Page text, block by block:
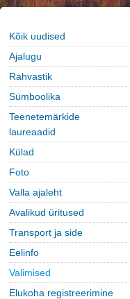
Kõik uudised
Ajalugu
Rahvastik
Sümboolika
Teenetemärkide
laureaadid
Külad
Foto
Valla ajaleht
Avalikud üritused
Transport ja side
Eelinfo
Valimised
Elukoha registreerimine